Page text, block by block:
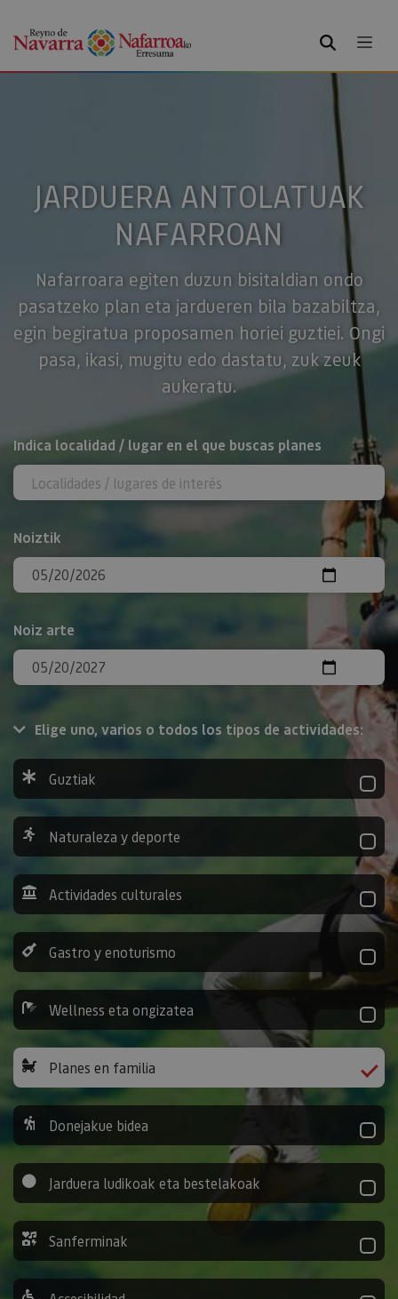
BILATU
JARDUERA ANTOLATUAK
NAFARROAN
Nafarroara egiten duzun bisitaldian ondo
pasatzeko plan eta jardueren bila bazabiltza,
egin begiratua proposamen horiei guztiei. Ongi
pasa, ikasi, mugitu edo dastatu, zuk zeuk
aukeratu.
BILATU
Indica localidad / lugar en el que buscas planes
Noiztik
Noiz arte
Elige uno, varios o todos los tipos de actividades:
Guztiak
Naturaleza y deporte
Actividades culturales
Gastro y enoturismo
Wellness eta ongizatea
Planes en familia
Donejakue bidea
Jarduera ludikoak eta bestelakoak
Sanferminak